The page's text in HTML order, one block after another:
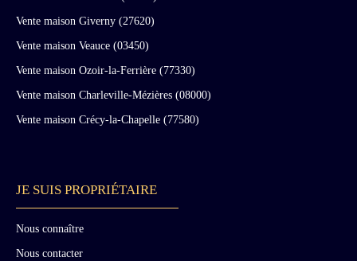
Vente maison Giverny (27620)
Vente maison Veauce (03450)
Vente maison Ozoir-la-Ferrière (77330)
Vente maison Charleville-Mézières (08000)
Vente maison Crécy-la-Chapelle (77580)
JE SUIS PROPRIÉTAIRE
Nous connaître
Nous contacter